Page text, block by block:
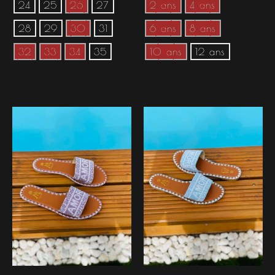
24 25 26 27
28 29 30 31
32 33 34 35
2 ans 4 ans
6 ans 8 ans
10 ans 12 ans